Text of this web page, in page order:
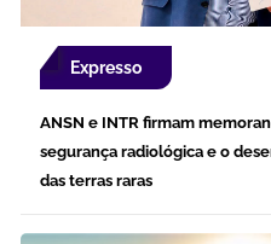
Expresso
ANSN e INTR firmam
segurança radiológica e o
das terras raras